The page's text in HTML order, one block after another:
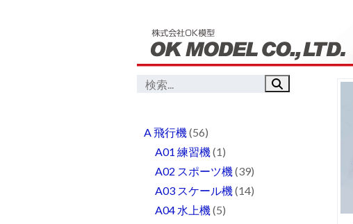
A 飛行機(56)
A01 練習機(1)
A02 スポーツ機(39)
A03 スケール機(14)
A04 水上機(5)